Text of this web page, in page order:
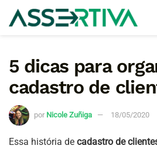
5 dicas para
cadastro de
por Nicole Zuñiga 18/05/2020
Essa história de cadastro de